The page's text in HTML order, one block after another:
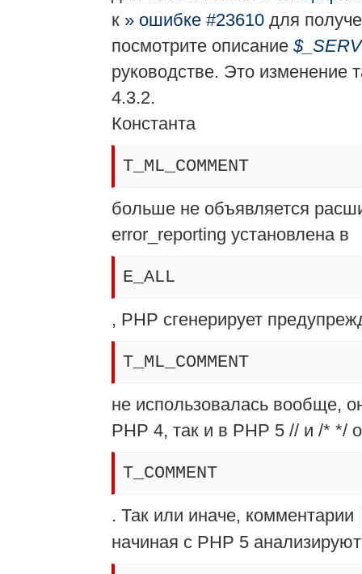
к » ошибке #23610 для
посмотрите описание
руководстве. Это изменение
4.3.2.
Константа
T_ML_COMMENT
больше не объявляется
error_reporting установлена в
E_ALL
, PHP сгенерирует
T_ML_COMMENT
не использовалась вообще,
PHP 4, так и в PHP 5 // и /* */
T_COMMENT
. Так или иначе, комментарии
начиная с PHP 5